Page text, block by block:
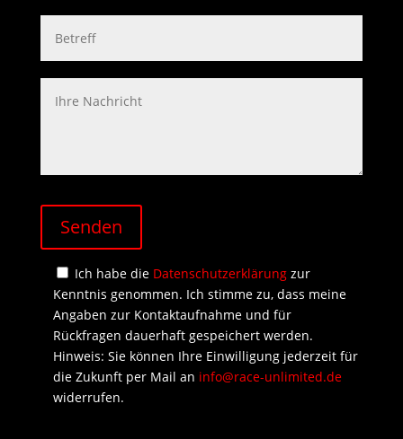
Please leave this field empty.
Senden
Ich habe die Datenschutzerklärungzur
Kenntnis genommen. Ich stimme zu, dass meine
Angaben zur Kontaktaufnahme und für
Rückfragen dauerhaft gespeichert werden.
Hinweis: Sie können Ihre Einwilligung jederzeit für
die Zukunft per Mail an info@race-unlimited.de
widerrufen.